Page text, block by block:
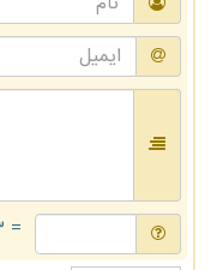
= ۳ بعلاوه ۳